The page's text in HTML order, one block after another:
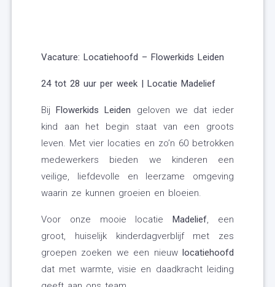
Vacature: Locatiehoofd – Flowerkids Leiden
24 tot 28 uur per week | Locatie Madelief
BijFlowerkids Leiden geloven we dat ieder
kind aan het begin staat van een groots
leven. Met vier locaties en zo’n 60 betrokken
medewerkers bieden we kinderen een
veilige, liefdevolle en leerzame omgeving
waarin ze kunnen groeien en bloeien.
Voor onze mooie locatieMadelief, een
groot, huiselijk kinderdagverblijf met zes
groepen zoeken we een nieuw locatiehoofd
dat met warmte, visie en daadkracht leiding